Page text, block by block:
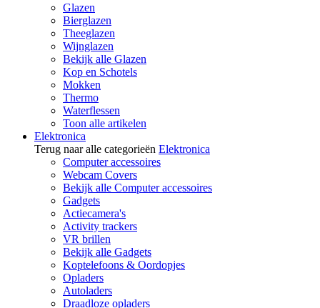
Glazen
Bierglazen
Theeglazen
Wijnglazen
Bekijk alle Glazen
Kop en Schotels
Mokken
Thermo
Waterflessen
Toon alle artikelen
Elektronica
Terug naar alle categorieën Elektronica
Computer accessoires
Webcam Covers
Bekijk alle Computer accessoires
Gadgets
Actiecamera's
Activity trackers
VR brillen
Bekijk alle Gadgets
Koptelefoons & Oordopjes
Opladers
Autoladers
Draadloze opladers